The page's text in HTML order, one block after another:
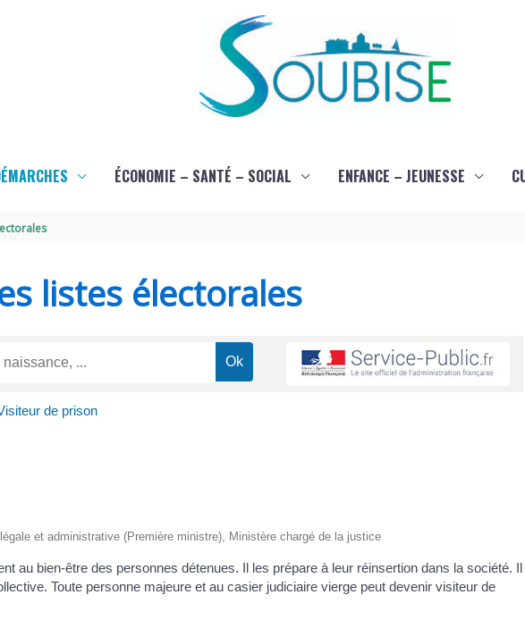
ÉCONOMIE – SANTÉ – SOCIAL ENFANCE – JEUNESSE
listes électorales
de prison
et administrative (Première ministre), Ministère chargé de la justice
au bien-être des personnes détenues. Il les prépare à leur réinsertion dans la société. Il
Toute personne majeure et au casier judiciaire vierge peut devenir visiteur de